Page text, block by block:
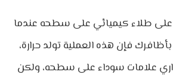
على طلاء كيميائي على سطحه عندما
فإن هذه العملية تولد حرارة،
علامات سوداء على سطحه، ولكن